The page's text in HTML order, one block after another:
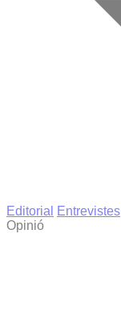
Editorial
Entrevistes
Opinió